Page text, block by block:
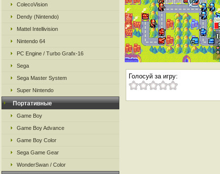
ColecoVision
Dendy (Nintendo)
Mattel Intellivision
Nintendo 64
PC Engine / Turbo Grafx-16
Sega
Sega Master System
Super Nintendo
Портативные
Game Boy
Game Boy Advance
Game Boy Color
Sega Game Gear
WonderSwan / Color
Голосуй за игру: